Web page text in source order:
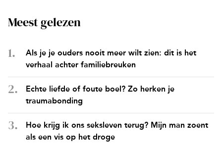
Meest gelezen
Als je je ouders nooit meer wilt zien: dit is het
verhaal achter familiebreuken
Echte liefde of foute boel? Zo herken je
traumabonding
Hoe krijg ik ons seksleven terug? Mijn man zoent
als een vis op het droge